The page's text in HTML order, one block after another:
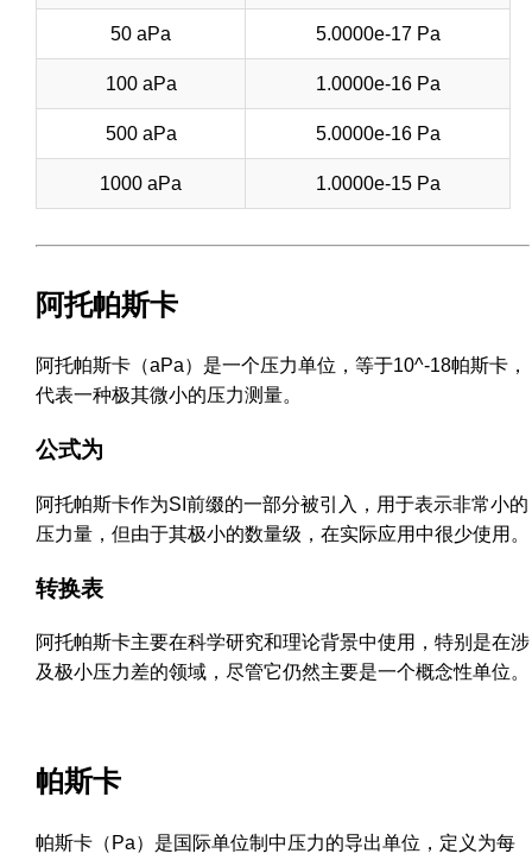
50 aPa 5.0000e-17 Pa
100 aPa 1.0000e-16 Pa
500 aPa 5.0000e-16 Pa
1000 aPa 1.0000e-15 Pa
阿托帕斯卡
阿托帕斯卡（aPa）是一个压力单位，等于10^-18帕斯卡，
代表一种极其微小的压力测量。
公式为
阿托帕斯卡作为SI前缀的一部分被引入，用于表示非常小的
压力量，但由于其极小的数量级，在实际应用中很少使用。
转换表
阿托帕斯卡主要在科学研究和理论背景中使用，特别是在涉
及极小压力差的领域，尽管它仍然主要是一个概念性单位。
帕斯卡
帕斯卡（Pa）是国际单位制中压力的导出单位，定义为每